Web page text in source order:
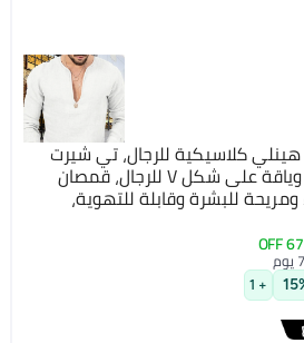
كلاسيكية للرجال، تي شيرت
بأكمام طويلة وياقة على شكل V للرجال، قمصان
للبشرة وقابلة للتهوية،
اليومي أو لأي نشاط في الهواء
67%
+ 1